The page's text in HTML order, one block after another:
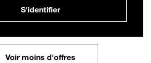
S'identifier
Voir moins d'offres